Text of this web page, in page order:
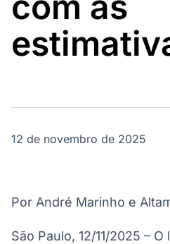
12 de novembro de 2025
Por André Marinho e
São Paulo, 12/11/2025 –